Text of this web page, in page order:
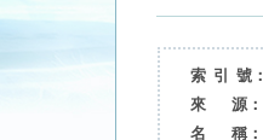
索 引 號：
來 源：
名 稱：